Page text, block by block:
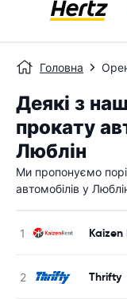
Головна
Деякі з
прокату
Люблін
Ми пропонуємо
автомобілів у
Kaizen
Thrifty